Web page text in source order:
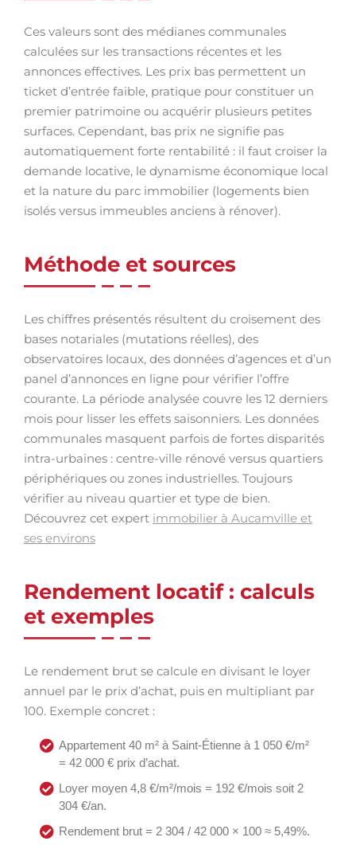
Ces valeurs sont des médianes communales
calculées sur les transactions récentes et les
annonces effectives. Les prix bas permettent un
ticket d’entrée faible, pratique pour constituer un
premier patrimoine ou acquérir plusieurs petites
surfaces. Cependant, bas prix ne signifie pas
automatiquement forte rentabilité : il faut croiser la
demande locative, le dynamisme économique local
et la nature du parc immobilier (logements bien
isolés versus immeubles anciens à rénover).
Méthode et sources
Les chiffres présentés résultent du croisement des
bases notariales (mutations réelles), des
observatoires locaux, des données d’agences et d’un
panel d’annonces en ligne pour vérifier l’offre
courante. La période analysée couvre les 12 derniers
mois pour lisser les effets saisonniers. Les données
communales masquent parfois de fortes disparités
intra-urbaines : centre-ville rénové versus quartiers
périphériques ou zones industrielles. Toujours
vérifier au niveau quartier et type de bien.
Découvrez cet expert immobilier à Aucamville et
ses environs
Rendement locatif : calculs
et exemples
Le rendement brut se calcule en divisant le loyer
annuel par le prix d’achat, puis en multipliant par
100. Exemple concret :
Appartement 40 m² à Saint-Étienne à 1 050 €/m²
= 42 000 € prix d’achat.
Loyer moyen 4,8 €/m²/mois = 192 €/mois soit 2
304 €/an.
Rendement brut = 2 304 / 42 000 × 100 ≈ 5,49%.